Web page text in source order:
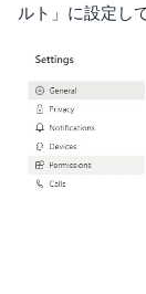
ルト」に設定し